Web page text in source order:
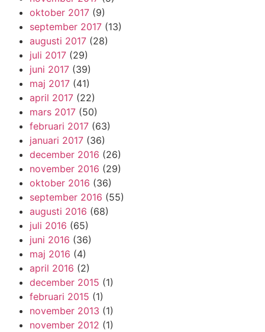
oktober 2017 (9)
september 2017 (13)
augusti 2017 (28)
juli 2017 (29)
juni 2017 (39)
maj 2017 (41)
april 2017 (22)
mars 2017 (50)
februari 2017 (63)
januari 2017 (36)
december 2016 (26)
november 2016 (29)
oktober 2016 (36)
september 2016 (55)
augusti 2016 (68)
juli 2016 (65)
juni 2016 (36)
maj 2016 (4)
april 2016 (2)
december 2015 (1)
februari 2015 (1)
november 2013 (1)
november 2012 (1)